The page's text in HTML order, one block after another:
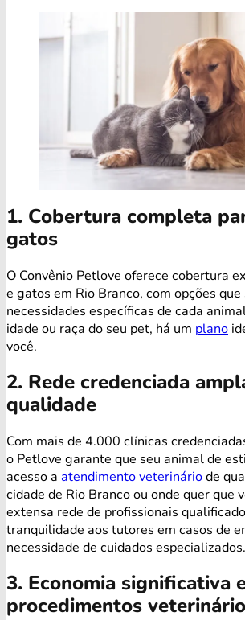
1. Cobertura completa
gatos
O Convênio Petlove oferece cobertura
e gatos em Rio Branco, com opções
necessidades específicas de cada
idade ou raça do seu pet, há um plano
você.
2. Rede credenciada
qualidade
Com mais de 4.000 clínicas
o Petlove garante que seu animal de
acesso a atendimento veterináriode
cidade de Rio Branco ou onde quer que
extensa rede de profissionais
tranquilidade aos tutores em casos de
necessidade de cuidados especializados.
3. Economia significativa
procedimentos